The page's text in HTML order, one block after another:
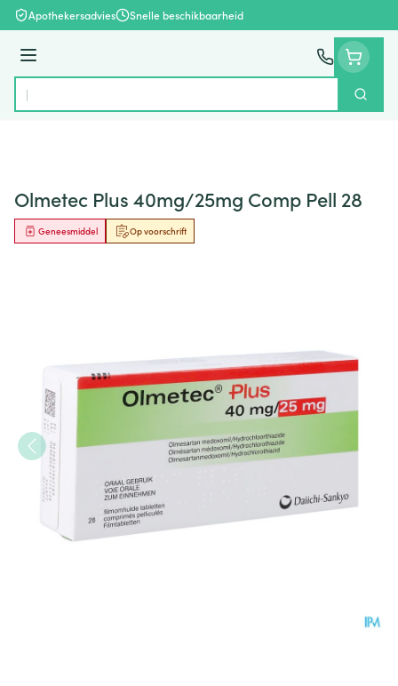
Ga naar de inhoud
Apothekersadvies Snelle beschikbaarheid
Menu
Product, merk, categorie...
Zoek
Olmetec Plus 40mg/25mg Comp Pell 28
Op voorschrift
Geneesmiddel